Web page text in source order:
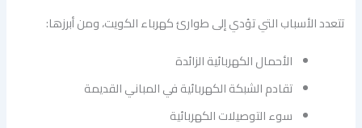
تتعدد الأسباب التي تؤدي إلى طوارئ كهرباء الكويت، ومن أبرزها:
الأحمال الكهربائية الزائدة
تقادم الشبكة الكهربائية في المباني القديمة
سوء التوصيلات الكهربائية